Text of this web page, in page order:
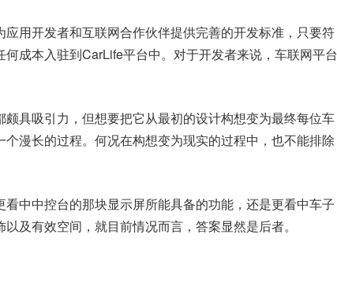
用开发者和互联网合作伙伴提供完善的开发标准，只要符
成本入驻到CarLife平台中。对于开发者来说，车联网平台
具吸引力，但想要把它从最初的设计构想变为最终每位车
漫长的过程。何况在构想变为现实的过程中，也不能排除
中中控台的那块显示屏所能具备的功能，还是更看中车子
及有效空间，就目前情况而言，答案显然是后者。